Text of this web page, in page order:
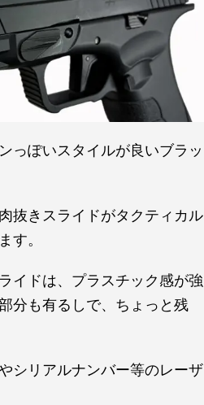
っぽいスタイルが良いブラッ
抜きスライドがタクティカル
す。
イドは、プラスチック感が強
分も有るしで、ちょっと残
シリアルナンバー等のレーザ